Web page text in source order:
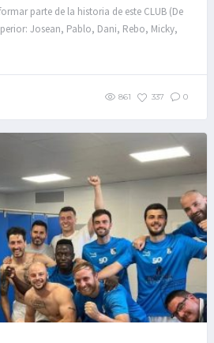
parte de la historia de este CLUB (De
Josean, Pablo, Dani, Rebo, Micky,
861 337 0